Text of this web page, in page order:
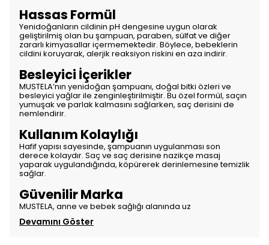
Hassas Formül
Yenidoğanların cildinin pH dengesine uygun olarak
geliştirilmiş olan bu şampuan, paraben, sülfat ve diğer
zararlı kimyasallar içermemektedir. Böylece, bebeklerin
cildini koruyarak, alerjik reaksiyon riskini en aza indirir.
Besleyici İçerikler
MUSTELA’nın yenidoğan şampuanı, doğal bitki özleri ve
besleyici yağlar ile zenginleştirilmiştir. Bu özel formül, saçın
yumuşak ve parlak kalmasını sağlarken, saç derisini de
nemlendirir.
Kullanım Kolaylığı
Hafif yapısı sayesinde, şampuanın uygulanması son
derece kolaydır. Saç ve saç derisine nazikçe masaj
yaparak uygulandığında, köpürerek derinlemesine temizlik
sağlar.
Güvenilir Marka
MUSTELA, anne ve bebek sağlığı alanında uz
Devamını Göster